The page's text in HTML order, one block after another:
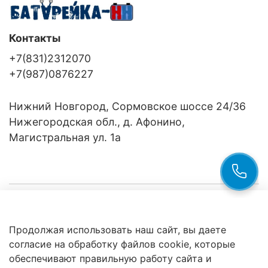
Клиентам
Контакты
+7(831)2312070
+7(987)0876227
Нижний Новгород, Сормовское шоссе 24/36
Нижегородская обл., д. Афонино,
Магистральная ул. 1а
Продолжая использовать наш сайт, вы даете
согласие на обработку файлов cookie, которые
обеспечивают правильную работу сайта и
обработки